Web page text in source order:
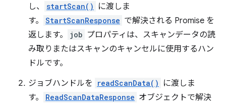
し、
startScan()
に渡しま
す。
StartScanResponse で解決される Promise を
返します。
job プロパティは、スキャンデータの読
み取りまたはスキャンのキャンセルに使用するハン
ドルです。
ジョブハンドルを
readScanData()
に渡しま
す。
ReadScanDataResponse オブジェクトで解決